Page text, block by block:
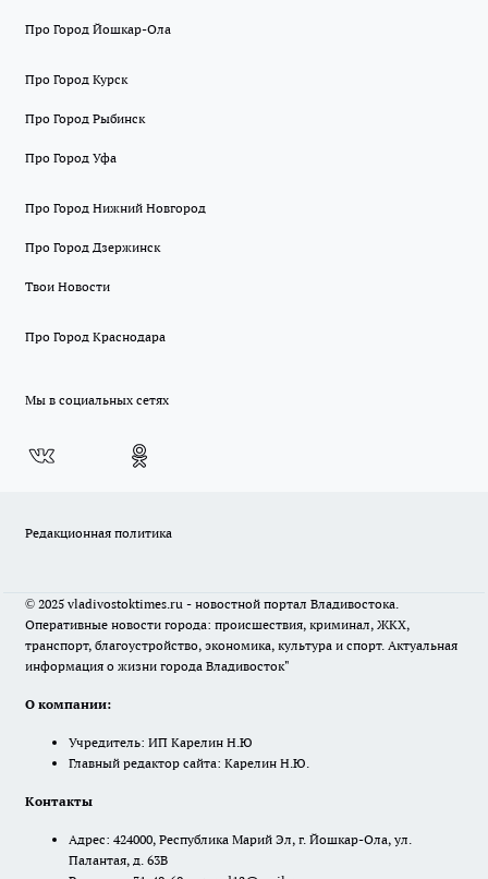
Про Город Йошкар-Ола
Про Город Курск
Про Город Рыбинск
Про Город Уфа
Про Город Нижний Новгород
Про Город Дзержинск
Твои Новости
Про Город Краснодара
Мы в социальных сетях
Редакционная политика
© 2025 vladivostoktimes.ru - новостной портал Владивостока.
Оперативные новости города: происшествия, криминал, ЖКХ,
транспорт, благоустройство, экономика, культура и спорт. Актуальная
информация о жизни города Владивосток"
О компании:
Учредитель: ИП Карелин Н.Ю
Главный редактор сайта: Карелин Н.Ю.
Контакты
Адрес: 424000, Республика Марий Эл, г. Йошкар-Ола, ул.
Палантая, д. 63В